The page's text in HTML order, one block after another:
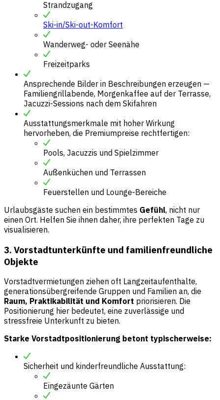
Strandzugang
Ski-in/Ski-out-Komfort
Wanderweg- oder Seenähe
Freizeitparks
Ansprechende Bilder in Beschreibungen erzeugen —
Familiengrillabende, Morgenkaffee auf der Terrasse,
Jacuzzi-Sessions nach dem Skifahren
Ausstattungsmerkmale mit hoher Wirkung
hervorheben, die Premiumpreise rechtfertigen:
Pools, Jacuzzis und Spielzimmer
Außenküchen und Terrassen
Feuerstellen und Lounge-Bereiche
Urlaubsgäste suchen ein bestimmtes Gefühl, nicht nur
einen Ort. Helfen Sie ihnen daher, ihre perfekten Tage zu
visualisieren.
3. Vorstadtunterkünfte und familienfreundliche
Objekte
Vorstadtvermietungen ziehen oft Langzeitaufenthalte,
generationsübergreifende Gruppen und Familien an, die
Raum, Praktikabilität und Komfort priorisieren. Die
Positionierung hier bedeutet, eine zuverlässige und
stressfreie Unterkunft zu bieten.
Starke Vorstadtpositionierung betont typischerweise:
Sicherheit und kinderfreundliche Ausstattung:
Eingezäunte Gärten